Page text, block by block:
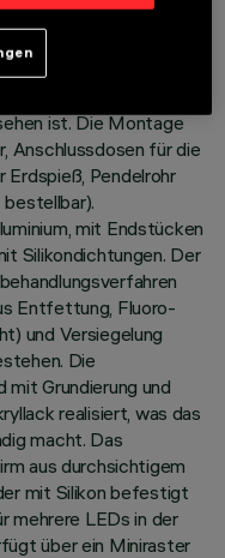
ist. Die Montage
Anschlussdosen für die
Pendelrohr
mit Endstücken
Silikondichtungen. Der
Entfettung, Fluoro-
und Versiegelung
Die
Grundierung und
realisiert, was das
macht. Das
aus durchsichtigem
mit Silikon befestigt
mehrere LEDs in der
über ein Miniraster